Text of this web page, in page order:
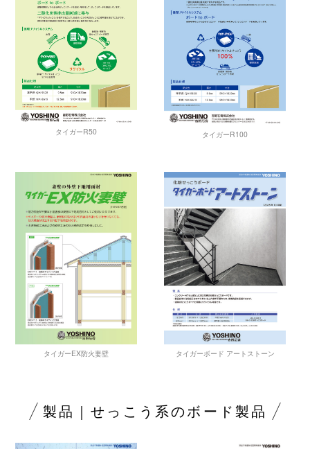
タイガーR50 タイガーR100
タイガーEX防火妻壁 タイガーボード アートストーン
製品｜せっこう系のボード製品